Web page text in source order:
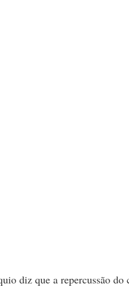
diz que a repercussão